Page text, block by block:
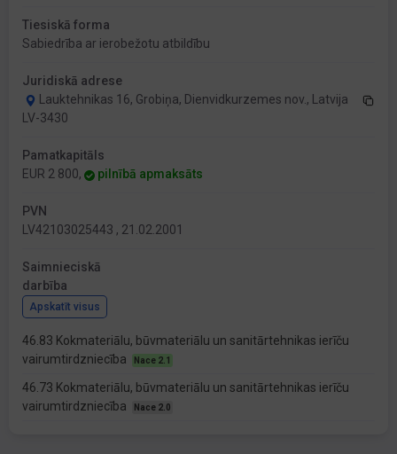
Tiesiskā forma
Sabiedrība ar ierobežotu atbildību
Juridiskā adrese
Lauktehnikas 16, Grobiņa, Dienvidkurzemes nov., Latvija
LV-3430
Pamatkapitāls
EUR 2 800,
pilnībā apmaksāts
PVN
LV42103025443 , 21.02.2001
Saimnieciskā
darbība
Apskatīt visus
46.83 Kokmateriālu, būvmateriālu un sanitārtehnikas ierīču
vairumtirdzniecība
Nace 2.1
46.73 Kokmateriālu, būvmateriālu un sanitārtehnikas ierīču
vairumtirdzniecība
Nace 2.0